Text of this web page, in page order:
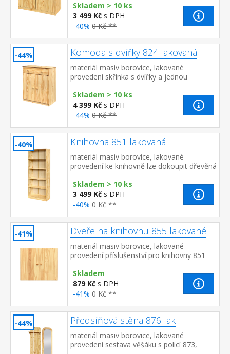
Skladem > 10 ks
3 499 Kč s DPH
-40% 0 Kč **
-44% Komoda s dvířky 824 lakovaná
materiál masiv borovice, lakované
provedení skřínka s dvířky a jednou
pojezdy, hloubka zásuvky 36,5 cm&nbs...
Skladem > 10 ks
4 399 Kč s DPH
-44% 0 Kč **
-40% Knihovna 851 lakovaná
materiál masiv borovice, lakované
provedení ke knihovně lze dokoupit dřevěná
dvířek
Skladem > 10 ks
3 499 Kč s DPH
-40% 0 Kč **
-41% Dveře na knihovnu 855 lakované
materiál masiv borovice, lakované
provedení příslušenství pro knihovny 851
Skladem
879 Kč s DPH
-41% 0 Kč **
-44% Předsíňová stěna 876 lak
materiál masiv borovice, lakované
provedení sestava věšáku s policí 873,